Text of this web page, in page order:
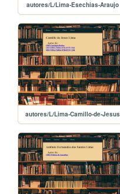
autores/L/Lima-Esechias-Araujo
autores/L/Lima-Camillo-de-Jesus